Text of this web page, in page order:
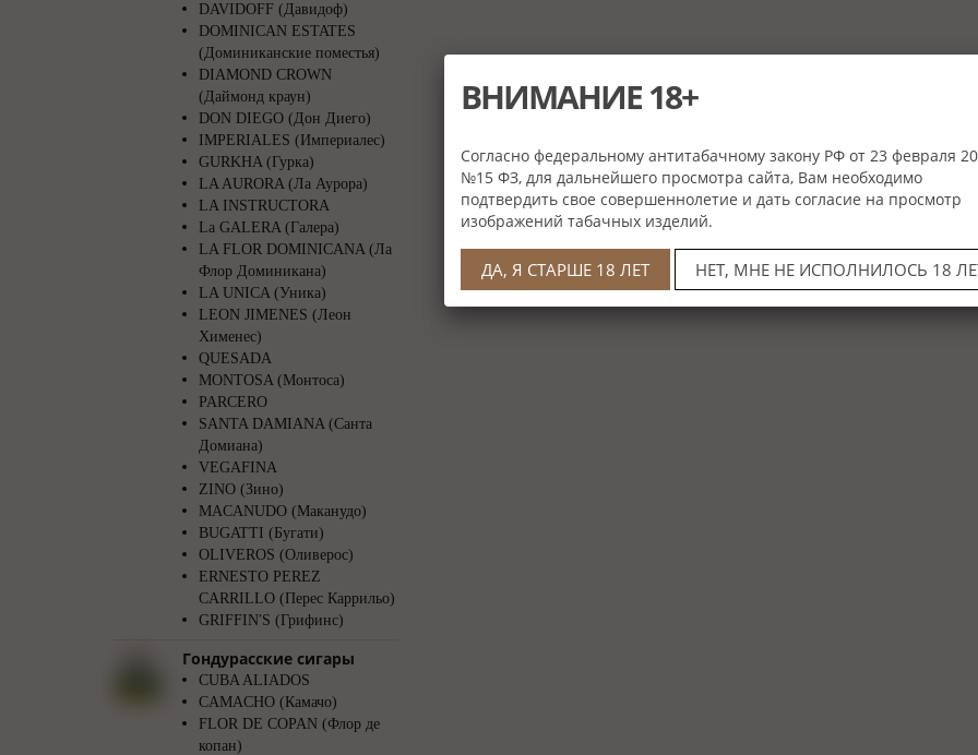
DAVIDOFF (Давидоф)
DOMINICAN ESTATES
(Доминиканские поместья)
DIAMOND CROWN
(Даймонд краун)
DON DIEGO (Дон Диего)
IMPERIALES (Империалес)
GURKHA (Гурка)
LA AURORA (Ла Аурора)
LA INSTRUCTORA
La GALERA (Галера)
LA FLOR DOMINICANA (Ла
Флор Доминикана)
LA UNICA (Уника)
LEON JIMENES (Леон
Хименес)
QUESADA
MONTOSA (Монтоса)
PARCERO
SANTA DAMIANA (Санта
Домиана)
VEGAFINA
ZINO (Зино)
MACANUDO (Маканудо)
BUGATTI (Бугати)
OLIVEROS (Оливерос)
ERNESTO PEREZ
CARRILLO (Перес Каррильо)
GRIFFIN′S (Грифинс)
Гондурасские сигары
CUBA ALIADOS
CAMACHO (Камачо)
FLOR DE COPAN (Флор де
копан)
ВНИМАНИЕ 18+
Согласно федеральному антитабачному закону РФ от 23 февраля
№15 ФЗ, для дальнейшего просмотра сайта, Вам необходимо
подтвердить свое совершеннолетие и дать согласие на просмотр
изображений табачных изделий.
ДА, Я СТАРШЕ 18 ЛЕТ НЕТ, МНЕ НЕ ИСПОЛНИЛОСЬ 18